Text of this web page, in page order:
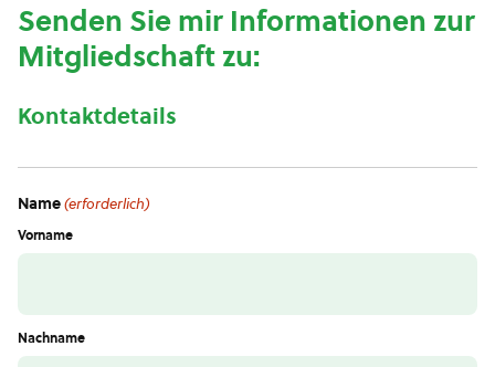
Senden Sie mir Informationen zur
Mitgliedschaft zu:
Kontaktdetails
Name(erforderlich)
Vorname
Nachname